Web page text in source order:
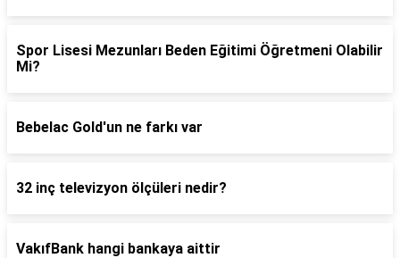
Spor Lisesi Mezunları Beden Eğitimi Öğretmeni Olabilir
Mi?
Bebelac Gold'un ne farkı var
32 inç televizyon ölçüleri nedir?
VakıfBank hangi bankaya aittir